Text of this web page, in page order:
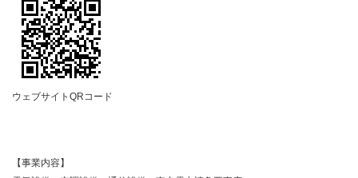
ウェブサイトQRコード
【事業内容】